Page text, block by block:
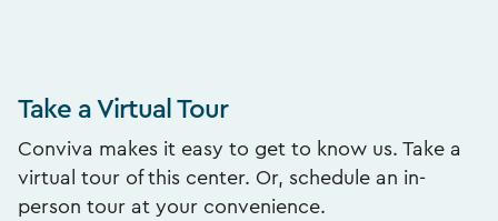
Take a Virtual Tour
Conviva makes it easy to get to know us. Take a
virtual tour of this center. Or, schedule an in-
person tour at your convenience.